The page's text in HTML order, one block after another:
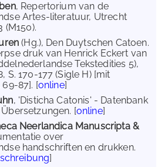
, Repertorium van de
Artes-literatuur, Utrecht
(M150).
(Hg.), Den Duytschen Catoen.
druk van Henrick Eckert van
Tekstedities 5),
S. 170-177 (Sigle H) [mit
69-87]. [online]
, 'Disticha Catonis' - Datenbank
[online]
Neerlandica Manuscripta &
over
handschriften en drukken.
]